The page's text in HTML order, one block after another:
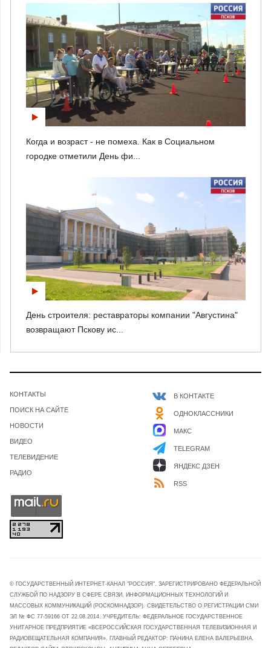
Когда и возраст - не помеха. Как в Социальном
городке отметили День фи...
День строителя: реставраторы компании "Августина"
возвращают Пскову ис...
КОНТАКТЫ
ПОИСК НА САЙТЕ
НОВОСТИ
ВИДЕО
ТЕЛЕВИДЕНИЕ
РАДИО
В КОНТАКТЕ
ОДНОКЛАССНИКИ
МАКС
TELEGRAM
ЯНДЕКС ДЗЕН
RSS
© ГОСУДАРСТВЕННЫЙ ИНТЕРНЕТ-КАНАЛ "РОССИЯ". ЗАРЕГИСТРИРОВАНО ФЕДЕРАЛЬНОЙ
СЛУЖБОЙ ПО НАДЗОРУ В СФЕРЕ СВЯЗИ, ИНФОРМАЦИОННЫХ ТЕХНОЛОГИЙ И
МАССОВЫХ КОММУНИКАЦИЙ (РОСКОМНАДЗОР). СВИДЕТЕЛЬСТВО О РЕГИСТРАЦИИ СМИ
ЭЛ № ФС 77-59166 ОТ 22.08.2014. УЧРЕДИТЕЛЬ: ФЕДЕРАЛЬНОЕ ГОСУДАРСТВЕННОЕ
УНИТАРНОЕ ПРЕДПРИЯТИЕ «ВСЕРОССИЙСКАЯ ГОСУДАРСТВЕННАЯ ТЕЛЕВИЗИОННАЯ И
РАДИОВЕЩАТЕЛЬНАЯ КОМПАНИЯ». ГЛАВНЫЙ РЕДАКТОР: ПАНИНА ЕЛЕНА ВАЛЕРЬЕВНА.